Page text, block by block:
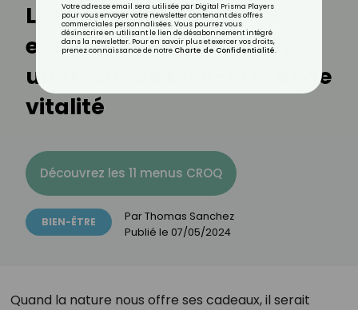
Les vertus de l'huile
essentielle de citronnier :
un trésor de bien-être et de
vitalité
Découvrez les 11 menus CROQ
BIEN-ÊTRE ParThomas Sanchez
Publié le 07/05/2024
Quand la nature nous offre ses cadeaux, il serait
Votre adresse email sera utilisée par Digital Prisma Players
pour vous envoyer votre newsletter contenant des offres
commerciales personnalisées. Vous pourrez vous
désinscrire en utilisant le lien de désabonnement intégré
dans la newsletter. Pour en savoir plus et exercer vos droits,
prenez connaissance de notre Charte de Confidentialité.